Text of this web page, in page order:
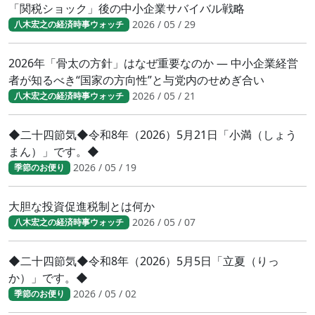
「関税ショック」後の中小企業サバイバル戦略
八木宏之の経済時事ウォッチ 2026 / 05 / 29
2026年「骨太の方針」はなぜ重要なのか ― 中小企業経営
者が知るべき“国家の方向性”と与党内のせめぎ合い
八木宏之の経済時事ウォッチ 2026 / 05 / 21
◆二十四節気◆令和8年（2026）5月21日「小満（しょう
まん）」です。◆
季節のお便り 2026 / 05 / 19
大胆な投資促進税制とは何か
八木宏之の経済時事ウォッチ 2026 / 05 / 07
◆二十四節気◆令和8年（2026）5月5日「立夏（りっ
か）」です。◆
季節のお便り 2026 / 05 / 02